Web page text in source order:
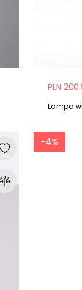
PLN
Lampa
-4%